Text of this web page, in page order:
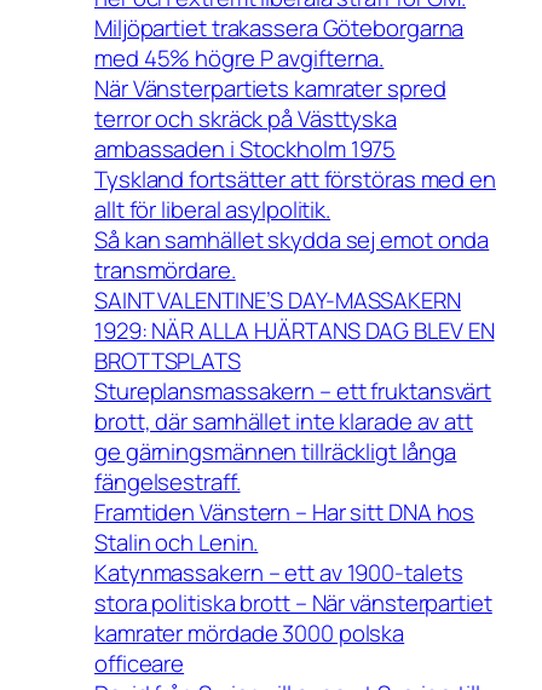
Miljöpartiet trakassera Göteborgarna
med 45% högre P avgifterna.
När Vänsterpartiets kamrater spred
terror och skräck på Västtyska
ambassaden i Stockholm 1975
Tyskland fortsätter att förstöras med en
allt för liberal asylpolitik.
Så kan samhället skydda sej emot onda
transmördare.
SAINT VALENTINE’S DAY-MASSAKERN
1929: NÄR ALLA HJÄRTANS DAG BLEV EN
BROTTSPLATS
Stureplansmassakern – ett fruktansvärt
brott, där samhället inte klarade av att
ge gärningsmännen tillräckligt långa
fängelsestraff.
Framtiden Vänstern – Har sitt DNA hos
Stalin och Lenin.
Katynmassakern – ett av 1900-talets
stora politiska brott – När vänsterpartiet
kamrater mördade 3000 polska
officeare